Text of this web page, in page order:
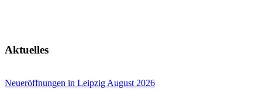
Aktuelles
Neueröffnungen in Leipzig August 2026